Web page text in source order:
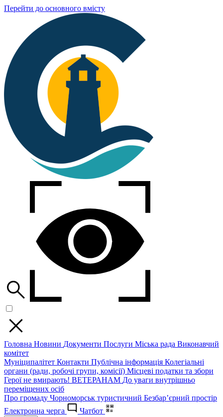
Перейти до основного вмісту
Головна Новини Документи Послуги Міська рада Виконавчий
комітет
Муніципалітет Контакти Публічна інформація Колегіальні
органи (ради, робочі групи, комісії) Місцеві податки та збори
Герої не вмирають! ВЕТЕРАНАМ До уваги внутрішньо
переміщених осіб
Про громаду Чорноморськ туристичний Безбар’єрний простір
Електронна черга
Чатбот